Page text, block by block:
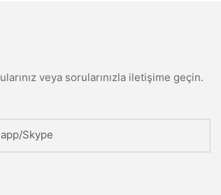
veya sorularınızla iletişime geçin.
Skype